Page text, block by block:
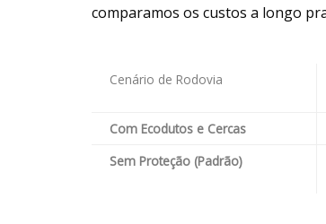
comparamos os custos a longo
Cenário de Rodovia
Com Ecodutos e Cercas
Sem Proteção (Padrão)